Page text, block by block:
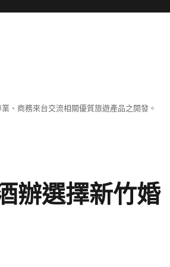
、商務來台交流相關優質旅遊產品之開發。
辦選擇新竹婚